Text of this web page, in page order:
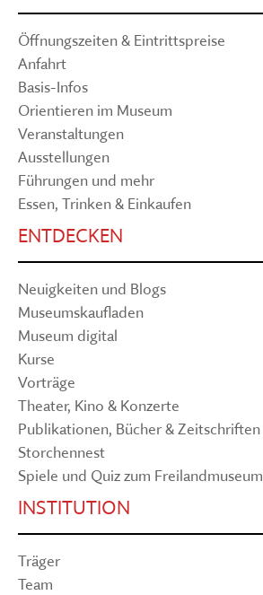
Öffnungszeiten & Eintrittspreise
Anfahrt
Basis-Infos
Orientieren im Museum
Veranstaltungen
Ausstellungen
Führungen und mehr
Essen, Trinken & Einkaufen
ENTDECKEN
Neuigkeiten und Blogs
Museumskaufladen
Museum digital
Kurse
Vorträge
Theater, Kino & Konzerte
Publikationen, Bücher & Zeitschriften
Storchennest
Spiele und Quiz zum Freilandmuseum
INSTITUTION
Träger
Team